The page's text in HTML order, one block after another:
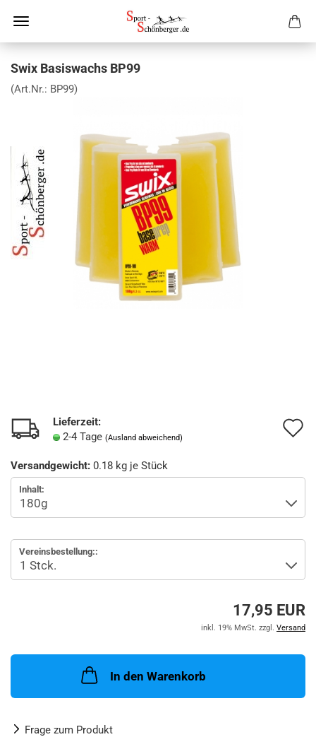
Swix Basiswachs BP99
(Art.Nr.: BP99)
Lieferzeit:
2-4 Tage (Ausland abweichend)
Versandgewicht: 0.18 kg je Stück
Inhalt:
Vereinsbestellung::
17,95 EUR
inkl. 19% MwSt. zzgl. Versand
In den Warenkorb
Frage zum Produkt